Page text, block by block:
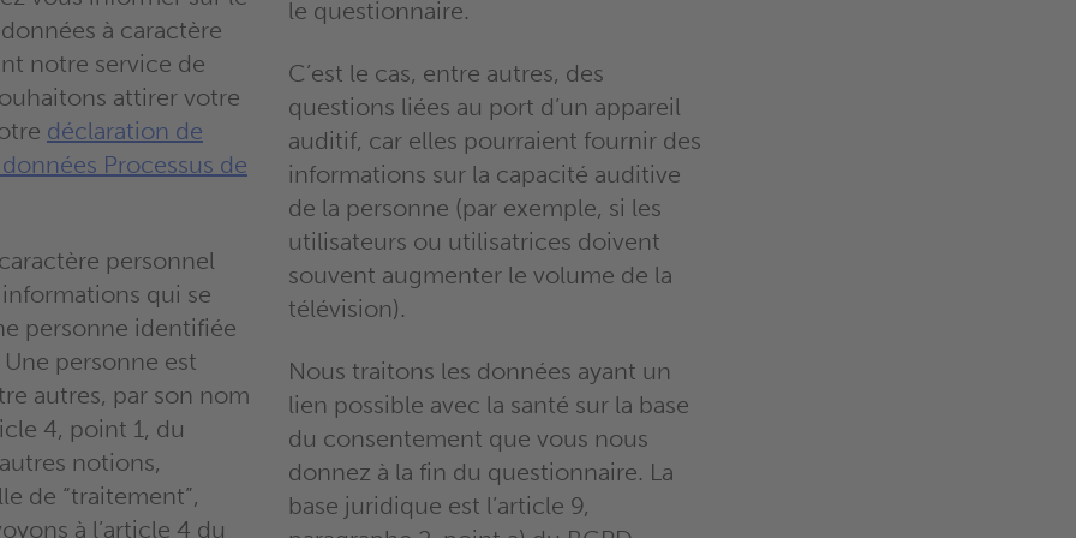
à caractère
notre service de
attirer votre
déclaration de
Processus de
personnel
qui se
personne identifiée
personne est
autres, par son nom
4, point 1, du
notions,
de “traitement”,
à l’article 4 du
le questionnaire.
C’est le cas, entre autres, des
questions liées au port d’un appareil
auditif, car elles pourraient fournir des
informations sur la capacité auditive
de la personne (par exemple, si les
utilisateurs ou utilisatrices doivent
souvent augmenter le volume de la
télévision).
Nous traitons les données ayant un
lien possible avec la santé sur la base
du consentement que vous nous
donnez à la fin du questionnaire. La
base juridique est l’article 9,